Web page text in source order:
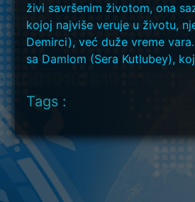
živi savršenim životom, ona
kojoj najviše veruje u životu,
Demirci), već duže vreme
sa Damlom (Sera Kutlubey),
Tags :